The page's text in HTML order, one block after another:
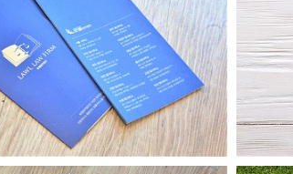
로엘법무법인 리플릿